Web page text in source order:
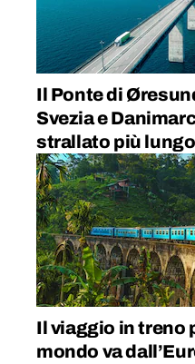
Il Ponte di
Svezia e
strallato più lungo
Il viaggio in treno
mondo va